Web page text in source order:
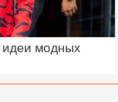
модных